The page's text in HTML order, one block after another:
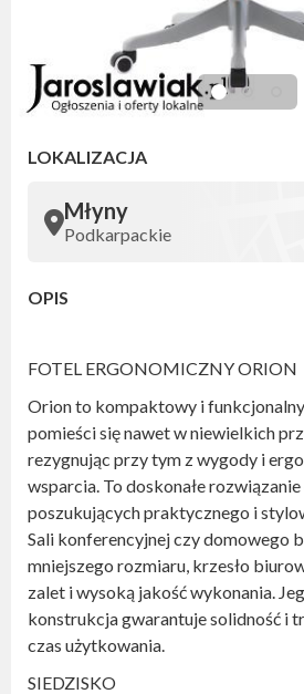
LOKALIZACJA
Młyny
Podkarpackie
OPIS
FOTEL ERGONOMICZNY ORION
Orion to kompaktowy i
pomieści się nawet w niewielkich
rezygnując przy tym z wygody i
wsparcia. To doskonałe
poszukujących praktycznego i
Sali konferencyjnej czy domowego
mniejszego rozmiaru, krzesło
zalet i wysoką jakość wykonania.
konstrukcja gwarantuje solidność i
czas użytkowania.
SIEDZISKO